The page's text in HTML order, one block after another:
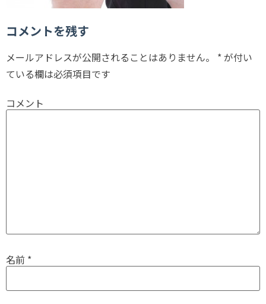
コメントを残す
メールアドレスが公開されることはありません。 *が付い
ている欄は必須項目です
コメント
名前 *